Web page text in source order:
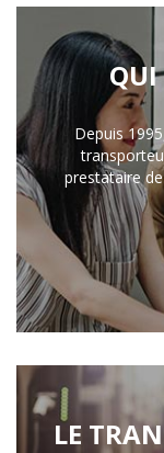
QUI
Depuis
prestataire
LE